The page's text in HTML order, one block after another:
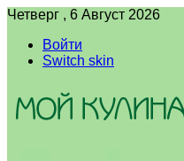
Четверг , 6 Август 2026
Войти
Switch skin